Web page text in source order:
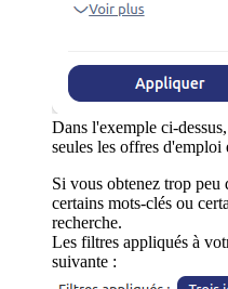
Dans l'exemple ci-
seules les offres
Si vous obtenez trop peu
certains mots-clés ou
recherche.
Les filtres appliqués à
suivante :